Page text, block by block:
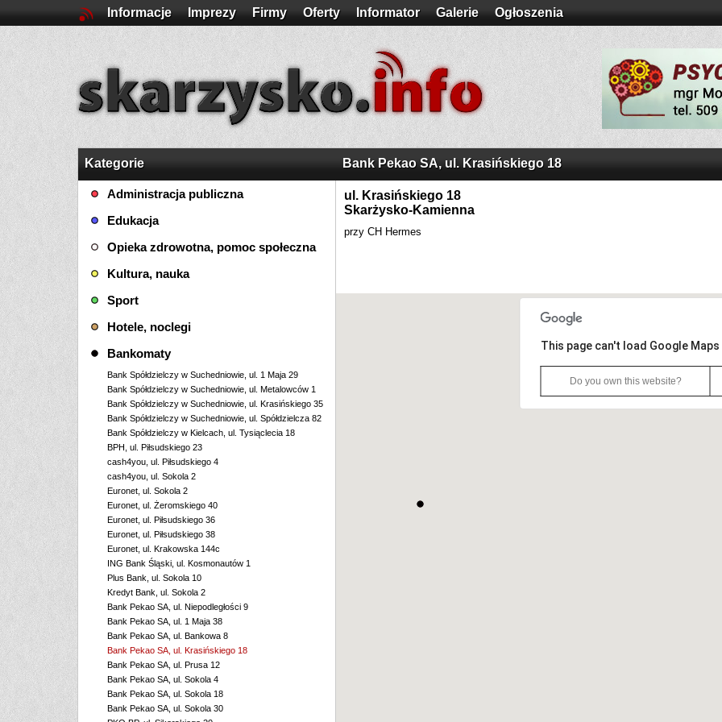
Informacje Imprezy Firmy Oferty Informator Galerie Ogłoszenia
Kategorie
Administracja publiczna
Edukacja
Opieka zdrowotna, pomoc społeczna
Kultura, nauka
Sport
Hotele, noclegi
Bankomaty
Bank Spółdzielczy w Suchedniowie, ul. 1 Maja 29
Bank Spółdzielczy w Suchedniowie, ul. Metalowców 1
Bank Spółdzielczy w Suchedniowie, ul. Krasińskiego 35
Bank Spółdzielczy w Suchedniowie, ul. Spółdzielcza 82
Bank Spółdzielczy w Kielcach, ul. Tysiąclecia 18
BPH, ul. Piłsudskiego 23
cash4you, ul. Piłsudskiego 4
cash4you, ul. Sokola 2
Euronet, ul. Sokola 2
Euronet, ul. Żeromskiego 40
Euronet, ul. Piłsudskiego 36
Euronet, ul. Piłsudskiego 38
Euronet, ul. Krakowska 144c
ING Bank Śląski, ul. Kosmonautów 1
Plus Bank, ul. Sokola 10
Kredyt Bank, ul. Sokola 2
Bank Pekao SA, ul. Niepodległości 9
Bank Pekao SA, ul. 1 Maja 38
Bank Pekao SA, ul. Bankowa 8
Bank Pekao SA, ul. Krasińskiego 18
Bank Pekao SA, ul. Prusa 12
Bank Pekao SA, ul. Sokola 4
Bank Pekao SA, ul. Sokola 18
Bank Pekao SA, ul. Sokola 30
Bank Pekao SA, ul. Krasińskiego 18
ul. Krasińskiego 18
Skarżysko-Kamienna
przy CH Hermes
This page can't load Google
Do you own this website?